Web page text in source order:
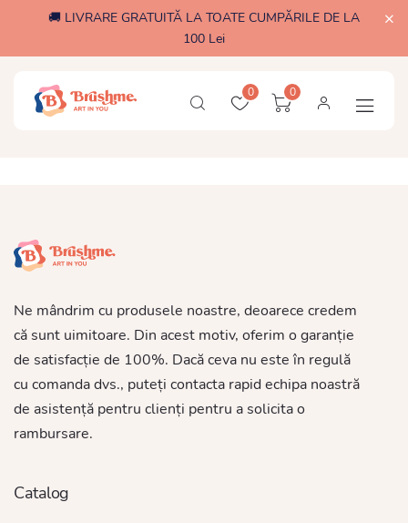
🚚 LIVRARE GRATUITĂ LA TOATE CUMPĂRILE DE LA
100 Lei
0 0
Ne mândrim cu produsele noastre, deoarece credem
că sunt uimitoare. Din acest motiv, oferim o garanție
de satisfacție de 100%. Dacă ceva nu este în regulă
cu comanda dvs., puteți contacta rapid echipa noastră
de asistență pentru clienți pentru a solicita o
rambursare.
Catalog